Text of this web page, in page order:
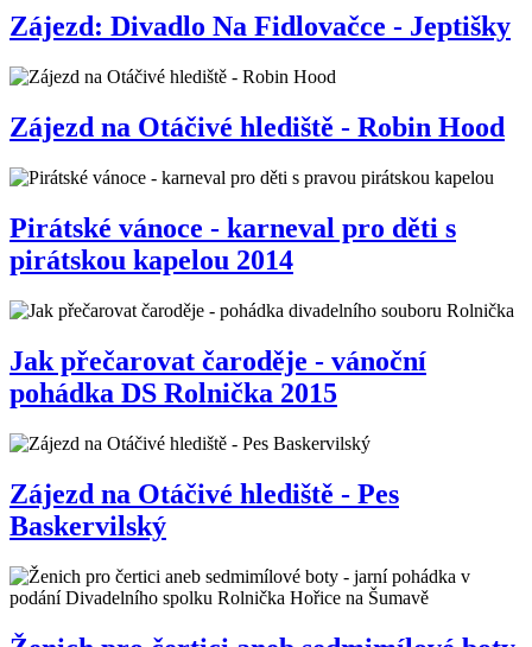
Zájezd: Divadlo Na Fidlovačce - Jeptišky
Zájezd na Otáčivé hlediště - Robin Hood
Pirátské vánoce - karneval pro děti s
pirátskou kapelou 2014
Jak přečarovat čaroděje - vánoční
pohádka DS Rolnička 2015
Zájezd na Otáčivé hlediště - Pes
Baskervilský